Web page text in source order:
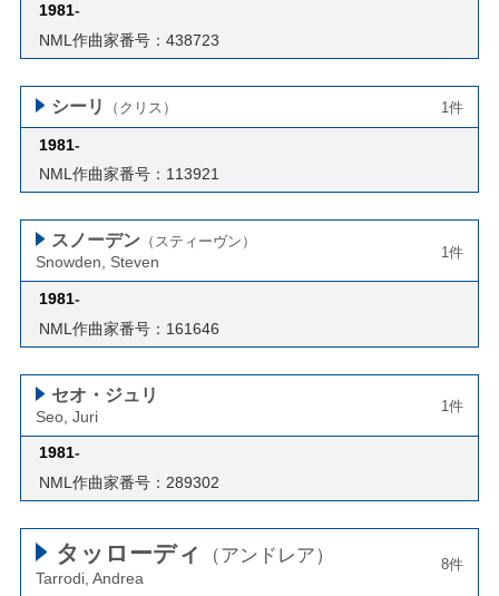
1981-
NML作曲家番号：438723
シーリ （クリス） 1件
1981-
NML作曲家番号：113921
スノーデン （スティーヴン）
Snowden, Steven
1件
1981-
NML作曲家番号：161646
セオ・ジュリ
Seo, Juri
1件
1981-
NML作曲家番号：289302
タッローディ （アンドレア）
Tarrodi, Andrea
8件